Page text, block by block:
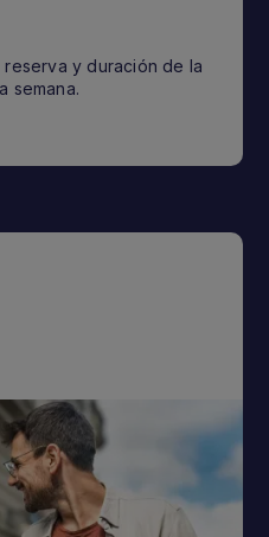
y duración de la
semana.